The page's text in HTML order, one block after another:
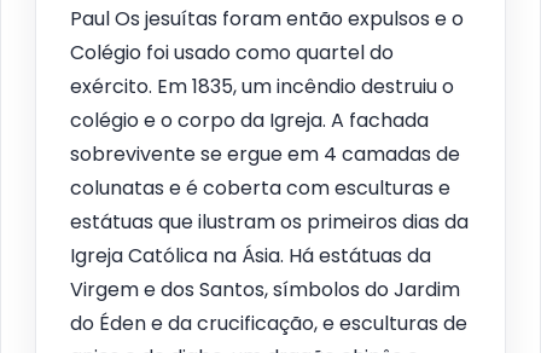
Paul Os jesuítas foram então expulsos e o
Colégio foi usado como quartel do
exército. Em 1835, um incêndio destruiu o
colégio e o corpo da Igreja. A fachada
sobrevivente se ergue em 4 camadas de
colunatas e é coberta com esculturas e
estátuas que ilustram os primeiros dias da
Igreja Católica na Ásia. Há estátuas da
Virgem e dos Santos, símbolos do Jardim
do Éden e da crucificação, e esculturas de